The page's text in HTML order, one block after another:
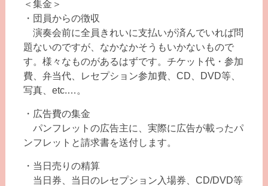
＜集金＞
・団員からの徴収
演奏会前に全員きれいに支払いが済んでいれば問
題ないのですが、なかなかそうもいかないもので
す。様々なものがあるはずです。チケット代・参加
費、弁当代、レセプション参加費、CD、DVD等、
写真、etc.…。
・広告費の集金
パンフレットの広告主に、実際に広告が載ったパ
ンフレットと請求書を送付します。
・当日売りの精算
当日券、当日のレセプション入場券、CD/DVD等